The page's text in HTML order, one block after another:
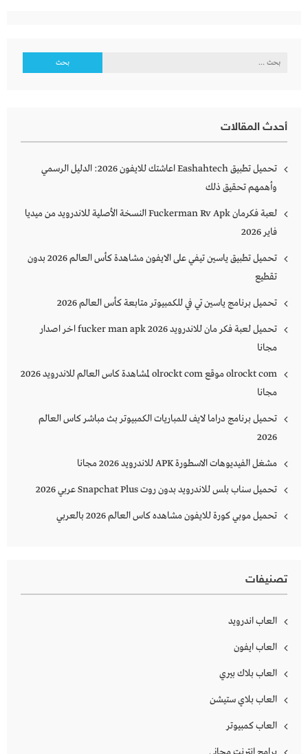
البحث
أحدث المقالات
تحميل تطبيق Eashahtech اعاشتك للايفون 2026: الدليل الرسمي
وأهمهم تحقيق ذلك
لعبة فكرمان Fuckerman Rv Apk النسخة الأصلية للاندرويد من ميديا
فاير 2026
تحميل تطبيق ياسين تيفي على الايفون مشاهدة كأس العالم 2026 بدون
تقطيع
تحميل برنامج ياسين تي في للكمبيوتر متابعة كأس العالم 2026
تحميل لعبة فكر مان للاندرويد 2026 fucker man apk اخر اصدار
مجانا
olrockt com موقع olrockt com لمشاهدة كاس العالم للاندرويد 2026
مجانا
تحميل برنامج دراما لايف للمباريات الكمبيوتر بث مباشر كاس العالم
2026
مشغل الفيديوهات الاسطورة APK للاندرويد 2026 مجانا
تحميل سناب بلس للاندرويد بدون روت Snapchat Plus‏ عربي 2026
تحميل موبي كورة للايفون مشاهده كاس العالم 2026 بالعربي
تصنيفات
العاب اندرويد
العاب ايفون
العاب بلاك بيري
العاب بلاي ستيشن
العاب كمبيوتر